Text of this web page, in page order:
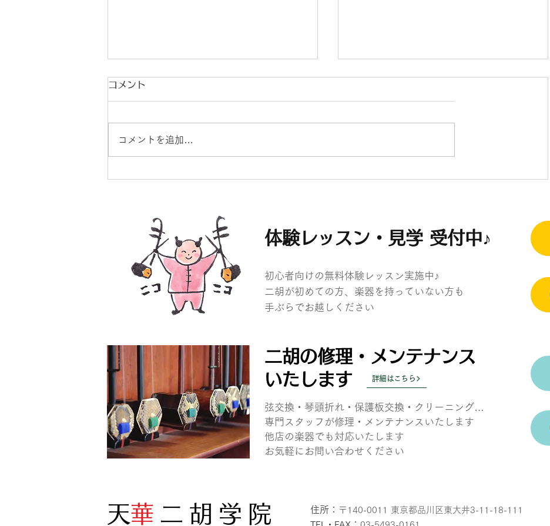
受付開始♪
コメント
コメントを追加…
体験レッスン・見学 受付中♪
初心者向けの無料体験レッスン実施中♪
二胡が初めての方、楽器を持っていない方も
​手ぶらでお越しください
二胡の修理・メンテナンス
いたします
弦交換・琴頭折れ・保護板交換・クリーニング…
専門スタッフが修理・メンテナンスいたします
他店の楽器でも対応いたします
お気軽にお問い合わせください
詳細はこちら
​天華 二胡学院 住所： 〒140-0011 東京都品川区東大井3-11-18-111